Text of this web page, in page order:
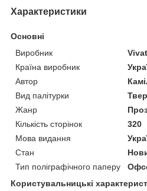
Характеристики
Основні
Виробник
Vivat
Країна виробник
Автор
Вид палітурки
Жанр
Кількість сторінок
320
Мова видання
Стан
Тип поліграфічного паперу
Користувальницькі